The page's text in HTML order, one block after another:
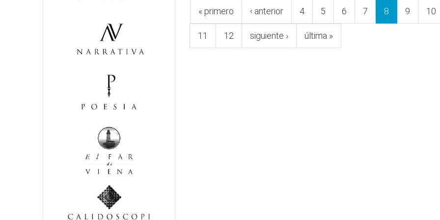
« primero ‹ anterior 4 5 6 7 8 9 10
11 12 siguiente › última »